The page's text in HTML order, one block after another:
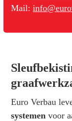
Mail:
Euro Verbau
systemen voor